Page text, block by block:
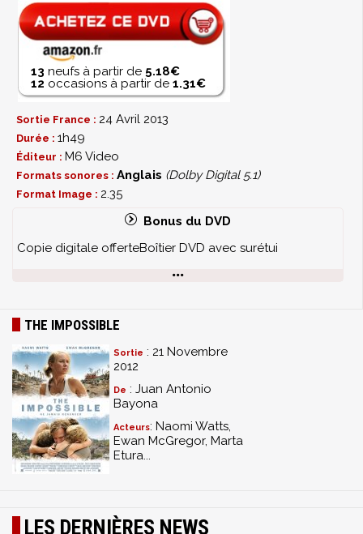
13 neufs à partir de 5.18€
12 occasions à partir de 1.31€
Sortie France : 24 Avril 2013
Durée : 1h49
Éditeur : M6 Video
Formats sonores : Anglais (Dolby Digital 5.1)
Format Image : 2.35
Bonus du DVD
Copie digitale offerteBoîtier DVD avec surétui
THE IMPOSSIBLE
Sortie : 21 Novembre
2012
De : Juan Antonio
Bayona
Acteurs: Naomi Watts,
Ewan McGregor, Marta
Etura...
LES DERNIÈRES NEWS